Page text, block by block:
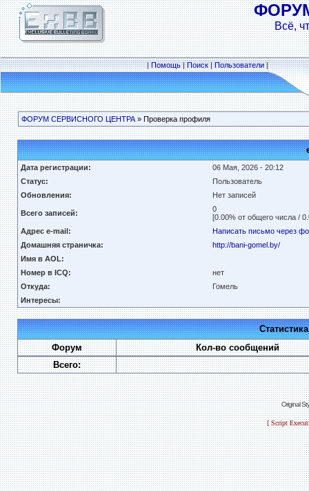
Всё,
|Помощь|Поиск|Пользователи|
ФОРУМ СЕРВИСНОГО ЦЕНТРА» Проверка профиля
Дата регистрации:
06 Мая, 2026 - 20:12
Статус:
Пользователь
Обновления:
Нет записей
Всего записей:
0
[0.00% от общего числа /
Адрес e-mail:
Написать письмо через
Домашняя страничка:
http://bani-gomel.by/
Имя в AOL:
Номер в ICQ:
нет
Откуда:
Гомель
Интересы:
Форум
Кол-во сообщений
Всего:
Original
[ Script